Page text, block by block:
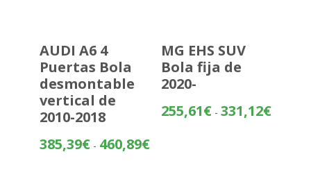
AUDI A6 4
Puertas Bola
desmontable
vertical de
2010-2018
385,39€ - 460,89€Rango
MG EHS SUV
Bola fija de
2020-
255,61€ - 331,12€Rango